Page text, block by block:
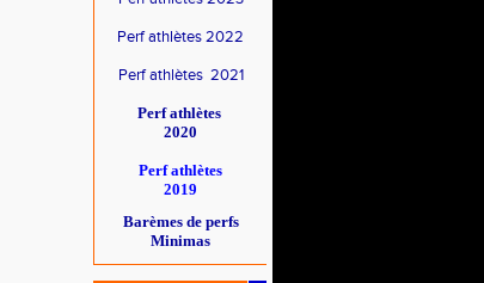
Perf athlètes 2022
Perf athlètes 2021
Perf athlètes
2020
Perf athlètes
2019
Barèmes de perfs
Minimas